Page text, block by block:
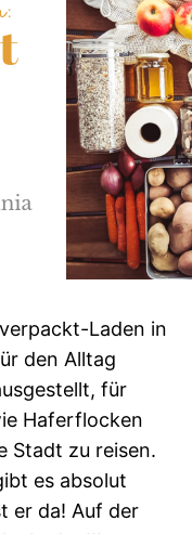
Laden in
den Alltag
für
Haferflocken
Stadt zu reisen.
es absolut
er da! Auf der